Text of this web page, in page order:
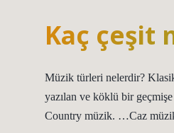
Kaç çeşit
Müzik türleri nelerdir?
yazılan ve köklü bir
Country müzik. …Caz